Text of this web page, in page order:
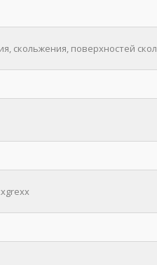
скольжения, поверхностей